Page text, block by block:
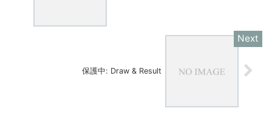
保護中: Draw & Result